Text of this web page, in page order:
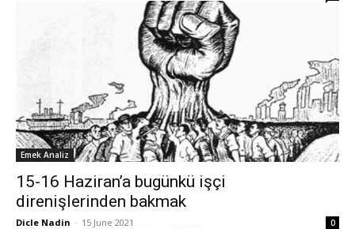
Emek Analiz
15-16 Haziran’a bugünkü işçi
direnişlerinden bakmak
Dicle Nadin - 15 June 2021 0